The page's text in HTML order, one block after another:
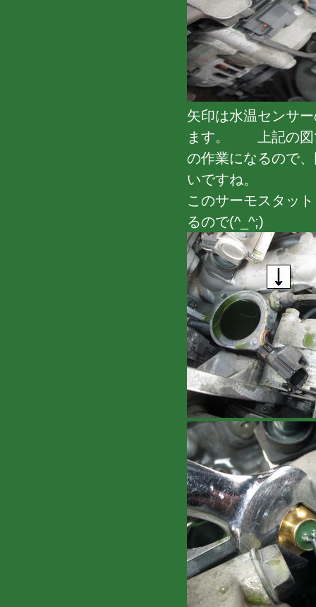
矢印は水温センサ
ます。 上記の図
の作業になるので
いですね。
このサーモスタッ
るので(^_^;)